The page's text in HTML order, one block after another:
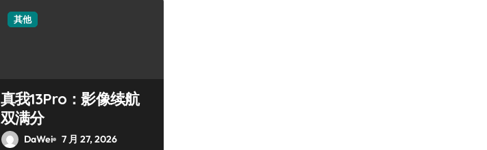
其他
真我13Pro：影像续航
双满分
DaWei 7 月 27, 2026